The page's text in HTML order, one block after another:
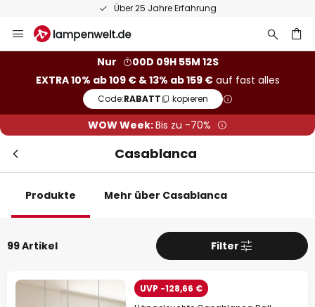
50 Tage kostenlose Retoure
Inhalt
Nur
00D 09H 55M 11S
EXTRA 10% ab 109 € & 13% ab 159 €auf fast alles
Code:RABATT kopieren
WOW Week:Bis zu -70%
Casablanca
Produkte Mehr über Casablanca
99 Artikel Filter
UVP -128,66 €
10% Rabattab 109 €
13% Rabattab 159 €